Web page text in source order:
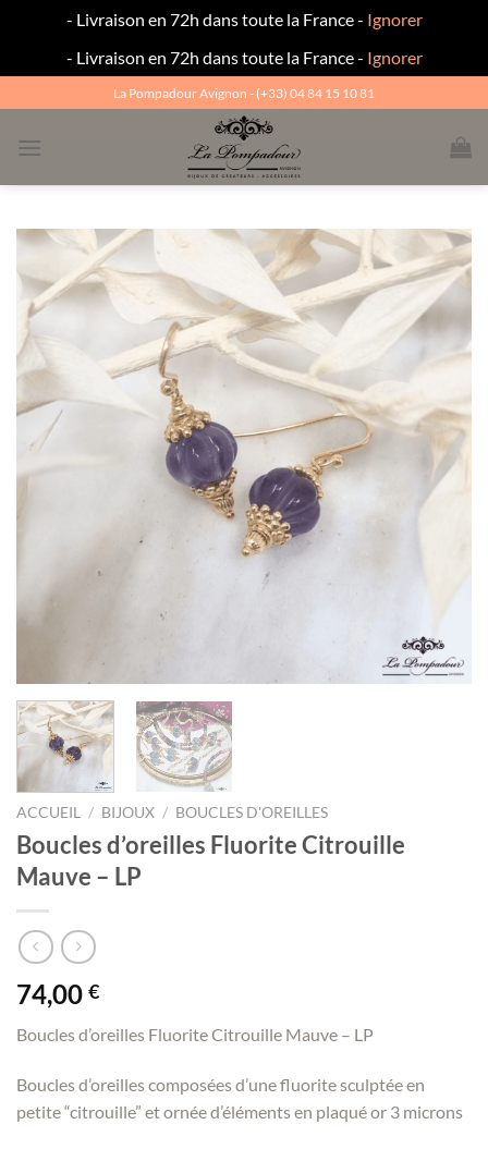
- Livraison en 72h dans toute la France - Ignorer
- Livraison en 72h dans toute la France - Ignorer
au
contenu
La Pompadour Avignon - (+33) 04 84 15 10 81
ACCUEIL / BIJOUX / BOUCLES D'OREILLES
Boucles d’oreilles Fluorite Citrouille
Mauve – LP
74,00 €
Boucles d’oreilles Fluorite Citrouille Mauve – LP
Boucles d’oreilles composées d’une fluorite sculptée en
petite “citrouille” et ornée d’éléments en plaqué or 3 microns